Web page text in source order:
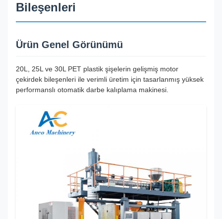
Bileşenleri
Ürün Genel Görünümü
20L, 25L ve 30L PET plastik şişelerin gelişmiş motor
çekirdek bileşenleri ile verimli üretim için tasarlanmış yüksek
performanslı otomatik darbe kalıplama makinesi.